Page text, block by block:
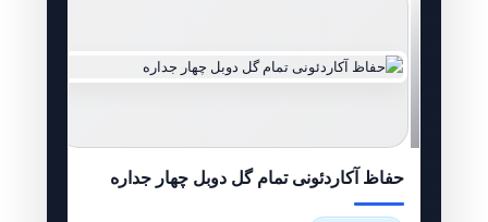
حفاظ آکاردئونی تمام گل دوبل چهار جداره